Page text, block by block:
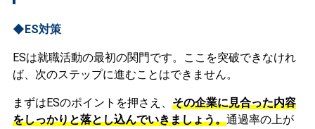
◆ES対策
ESは就職活動の最初の関門です。ここを突破できなけれ
ば、次のステップに進むことはできません。
まずはESのポイントを押さえ、 その企業に見合った内容
をしっかりと落とし込んでいきましょう。通過率の上が